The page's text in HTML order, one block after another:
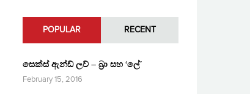
POPULAR RECENT
සෙක්ස් ඇන්ඩ් ලව් – බ්‍රා සහ ‘ලේ’
February 15, 2016